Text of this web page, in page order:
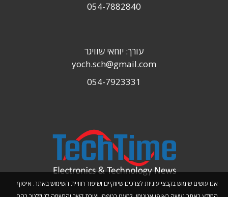
אנו עושים שימוש בקבצי עוגיות לצרכים שיווקיים ושיפור חוויית השימוש באתר. איסוף
054-7882840
עורך: יוחאי שוויגר
yoch.sch@gmail.com
054-7923331